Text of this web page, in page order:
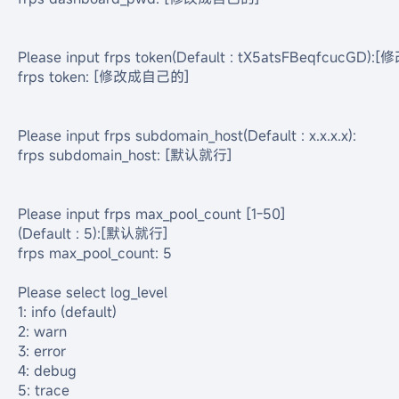
Please input frps token(Default : tX5atsFBeqfcucGD):[修
frps token: [修改成自己的]
Please input frps subdomain_host(Default : x.x.x.x):
frps subdomain_host: [默认就行]
Please input frps max_pool_count [1-50]
(Default : 5):[默认就行]
frps max_pool_count: 5
Please select log_level
1: info (default)
2: warn
3: error
4: debug
5: trace